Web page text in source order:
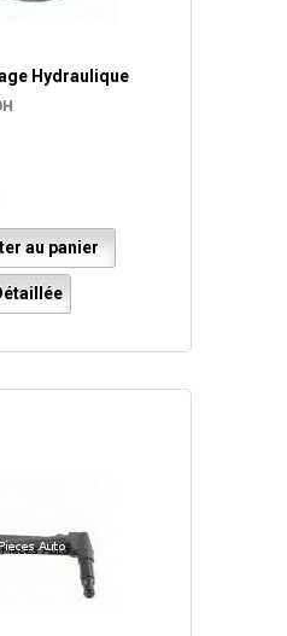
Hydraulique
au panier